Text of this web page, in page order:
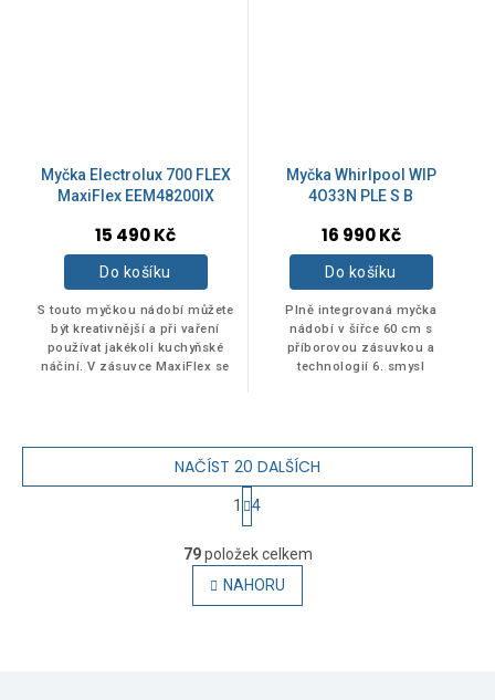
Myčka Electrolux 700 FLEX
MaxiFlex EEM48200IX
15 490 Kč
Do košíku
S touto myčkou nádobí můžete
být kreativnější a při vaření
používat jakékoli kuchyňské
náčiní. V zásuvce MaxiFlex se
Myčka Whirlpool WIP
4O33N PLE S B
16 990 Kč
Do košíku
Plně integrovaná myčka
nádobí v šířce 60 cm s
příborovou zásuvkou a
technologií 6. smysl
O
v
l
á
NAČÍST 20 DALŠÍCH
S
T
R
Á
1 4
79položek celkem
NAHORU